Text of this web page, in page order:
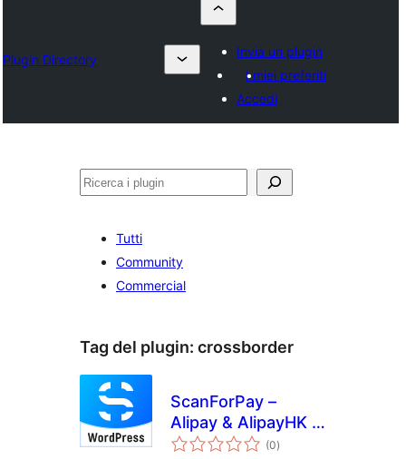
Plugin Directory
Invia un plugin
I miei preferiti
Accedi
Cerca
Tutti
Community
Commercial
Tag del plugin: crossborder
ScanForPay –
Alipay & AlipayHK &
WechatPay (0valutazioni
totali
)